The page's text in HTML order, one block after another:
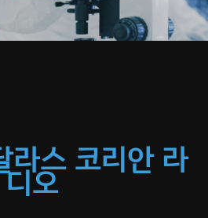
라스 코리안 라
디오